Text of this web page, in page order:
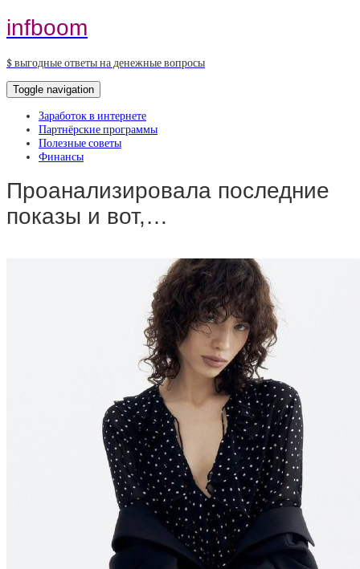
infboom
$ выгодные ответы на денежные вопросы
Toggle navigation
Заработок в интернете
Партнёрские программы
Полезные советы
Финансы
Проанализировала последние
показы и вот,…